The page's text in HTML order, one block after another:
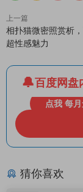
上一篇
相扑猫微密照赏析
超性感魅力
百度网盘
点我 每
猜你喜欢